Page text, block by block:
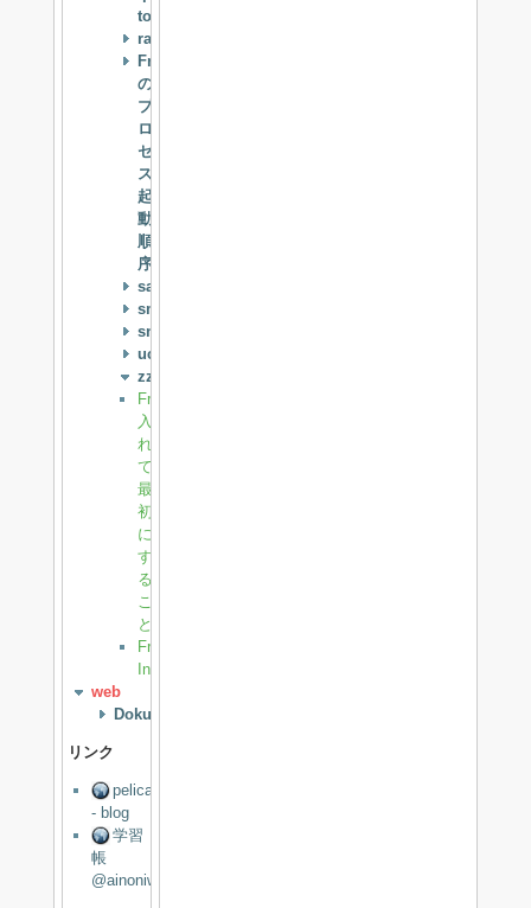
tools(racoon)
racoon2
FreeBSD
の
プ
ロ
セ
ス
起
動
順
序
samba
smartmontools
snmpwalk
ucarp
zzz
FreeBSD
入
れ
て
最
初
に
す
る
こ
と
FreeBSD
Install
web
DokuWiki
リンク
pelican
- blog
学習
帳
@ainoniwa.net